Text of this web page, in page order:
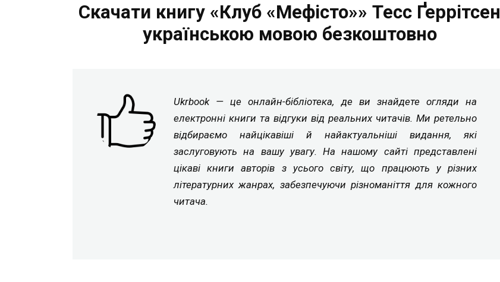
Скачати книгу «Клуб «Мефісто»» Тесс Ґеррітсен
українською мовою безкоштовно
Ukrbook — це онлайн-бібліотека, де ви знайдете огляди на
електронні книги та відгуки від реальних читачів. Ми ретельно
відбираємо найцікавіші й найактуальніші видання, які
заслуговують на вашу увагу. На нашому сайті представлені
цікаві книги авторів з усього світу, що працюють у різних
літературних жанрах, забезпечуючи різноманіття для кожного
читача.